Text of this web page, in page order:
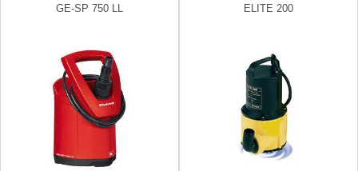
ELITE 200
GE-SP 750 LL